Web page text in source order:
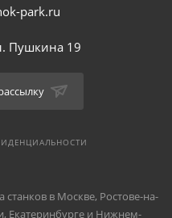
park.ru
Пушкина 19
в Москве, Ростове-на-
Екатеринбурге и Нижнем-